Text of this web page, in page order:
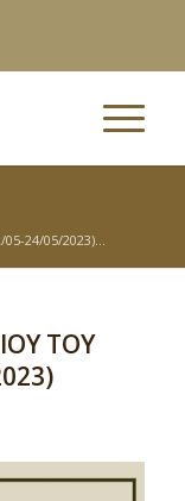
24/05/2023)...
ΤΟΥ